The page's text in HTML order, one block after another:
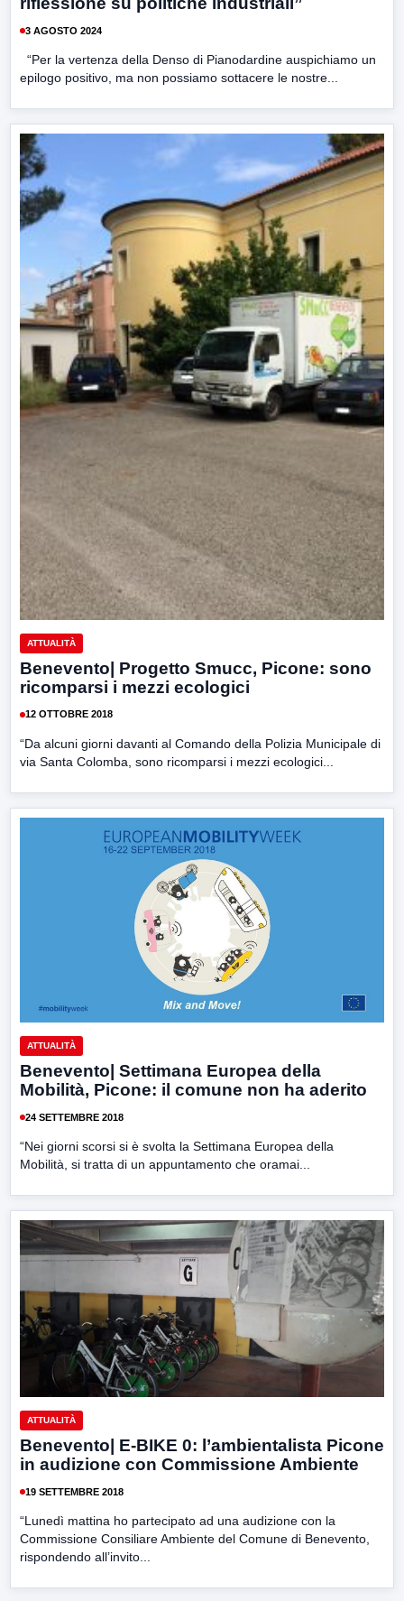
3 AGOSTO 2024
“Per la vertenza della Denso di Pianodardine auspichiamo un
epilogo positivo, ma non possiamo sottacere le nostre...
ATTUALITÀ
Benevento| Progetto Smucc, Picone: sono
ricomparsi i mezzi ecologici
12 OTTOBRE 2018
“Da alcuni giorni davanti al Comando della Polizia Municipale di
via Santa Colomba, sono ricomparsi i mezzi ecologici...
ATTUALITÀ
Benevento| Settimana Europea della
Mobilità, Picone: il comune non ha aderito
24 SETTEMBRE 2018
“Nei giorni scorsi si è svolta la Settimana Europea della
Mobilità, si tratta di un appuntamento che oramai...
ATTUALITÀ
Benevento| E-BIKE 0: l’ambientalista Picone
in audizione con Commissione Ambiente
19 SETTEMBRE 2018
“Lunedì mattina ho partecipato ad una audizione con la
Commissione Consiliare Ambiente del Comune di Benevento,
rispondendo all’invito...